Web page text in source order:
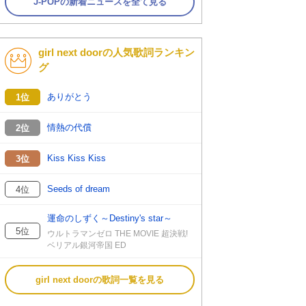
girl next doorの人気歌詞ランキン
グ
1位 ありがとう
2位 情熱の代償
3位 Kiss Kiss Kiss
4位 Seeds of dream
5位
運命のしずく～Destiny's star～
ウルトラマンゼロ THE MOVIE 超決戦!
ベリアル銀河帝国 ED
girl next doorの歌詞一覧を見る